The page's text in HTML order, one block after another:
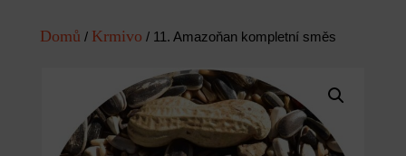
Domů / Krmivo / 11. Amazoňan kompletní směs